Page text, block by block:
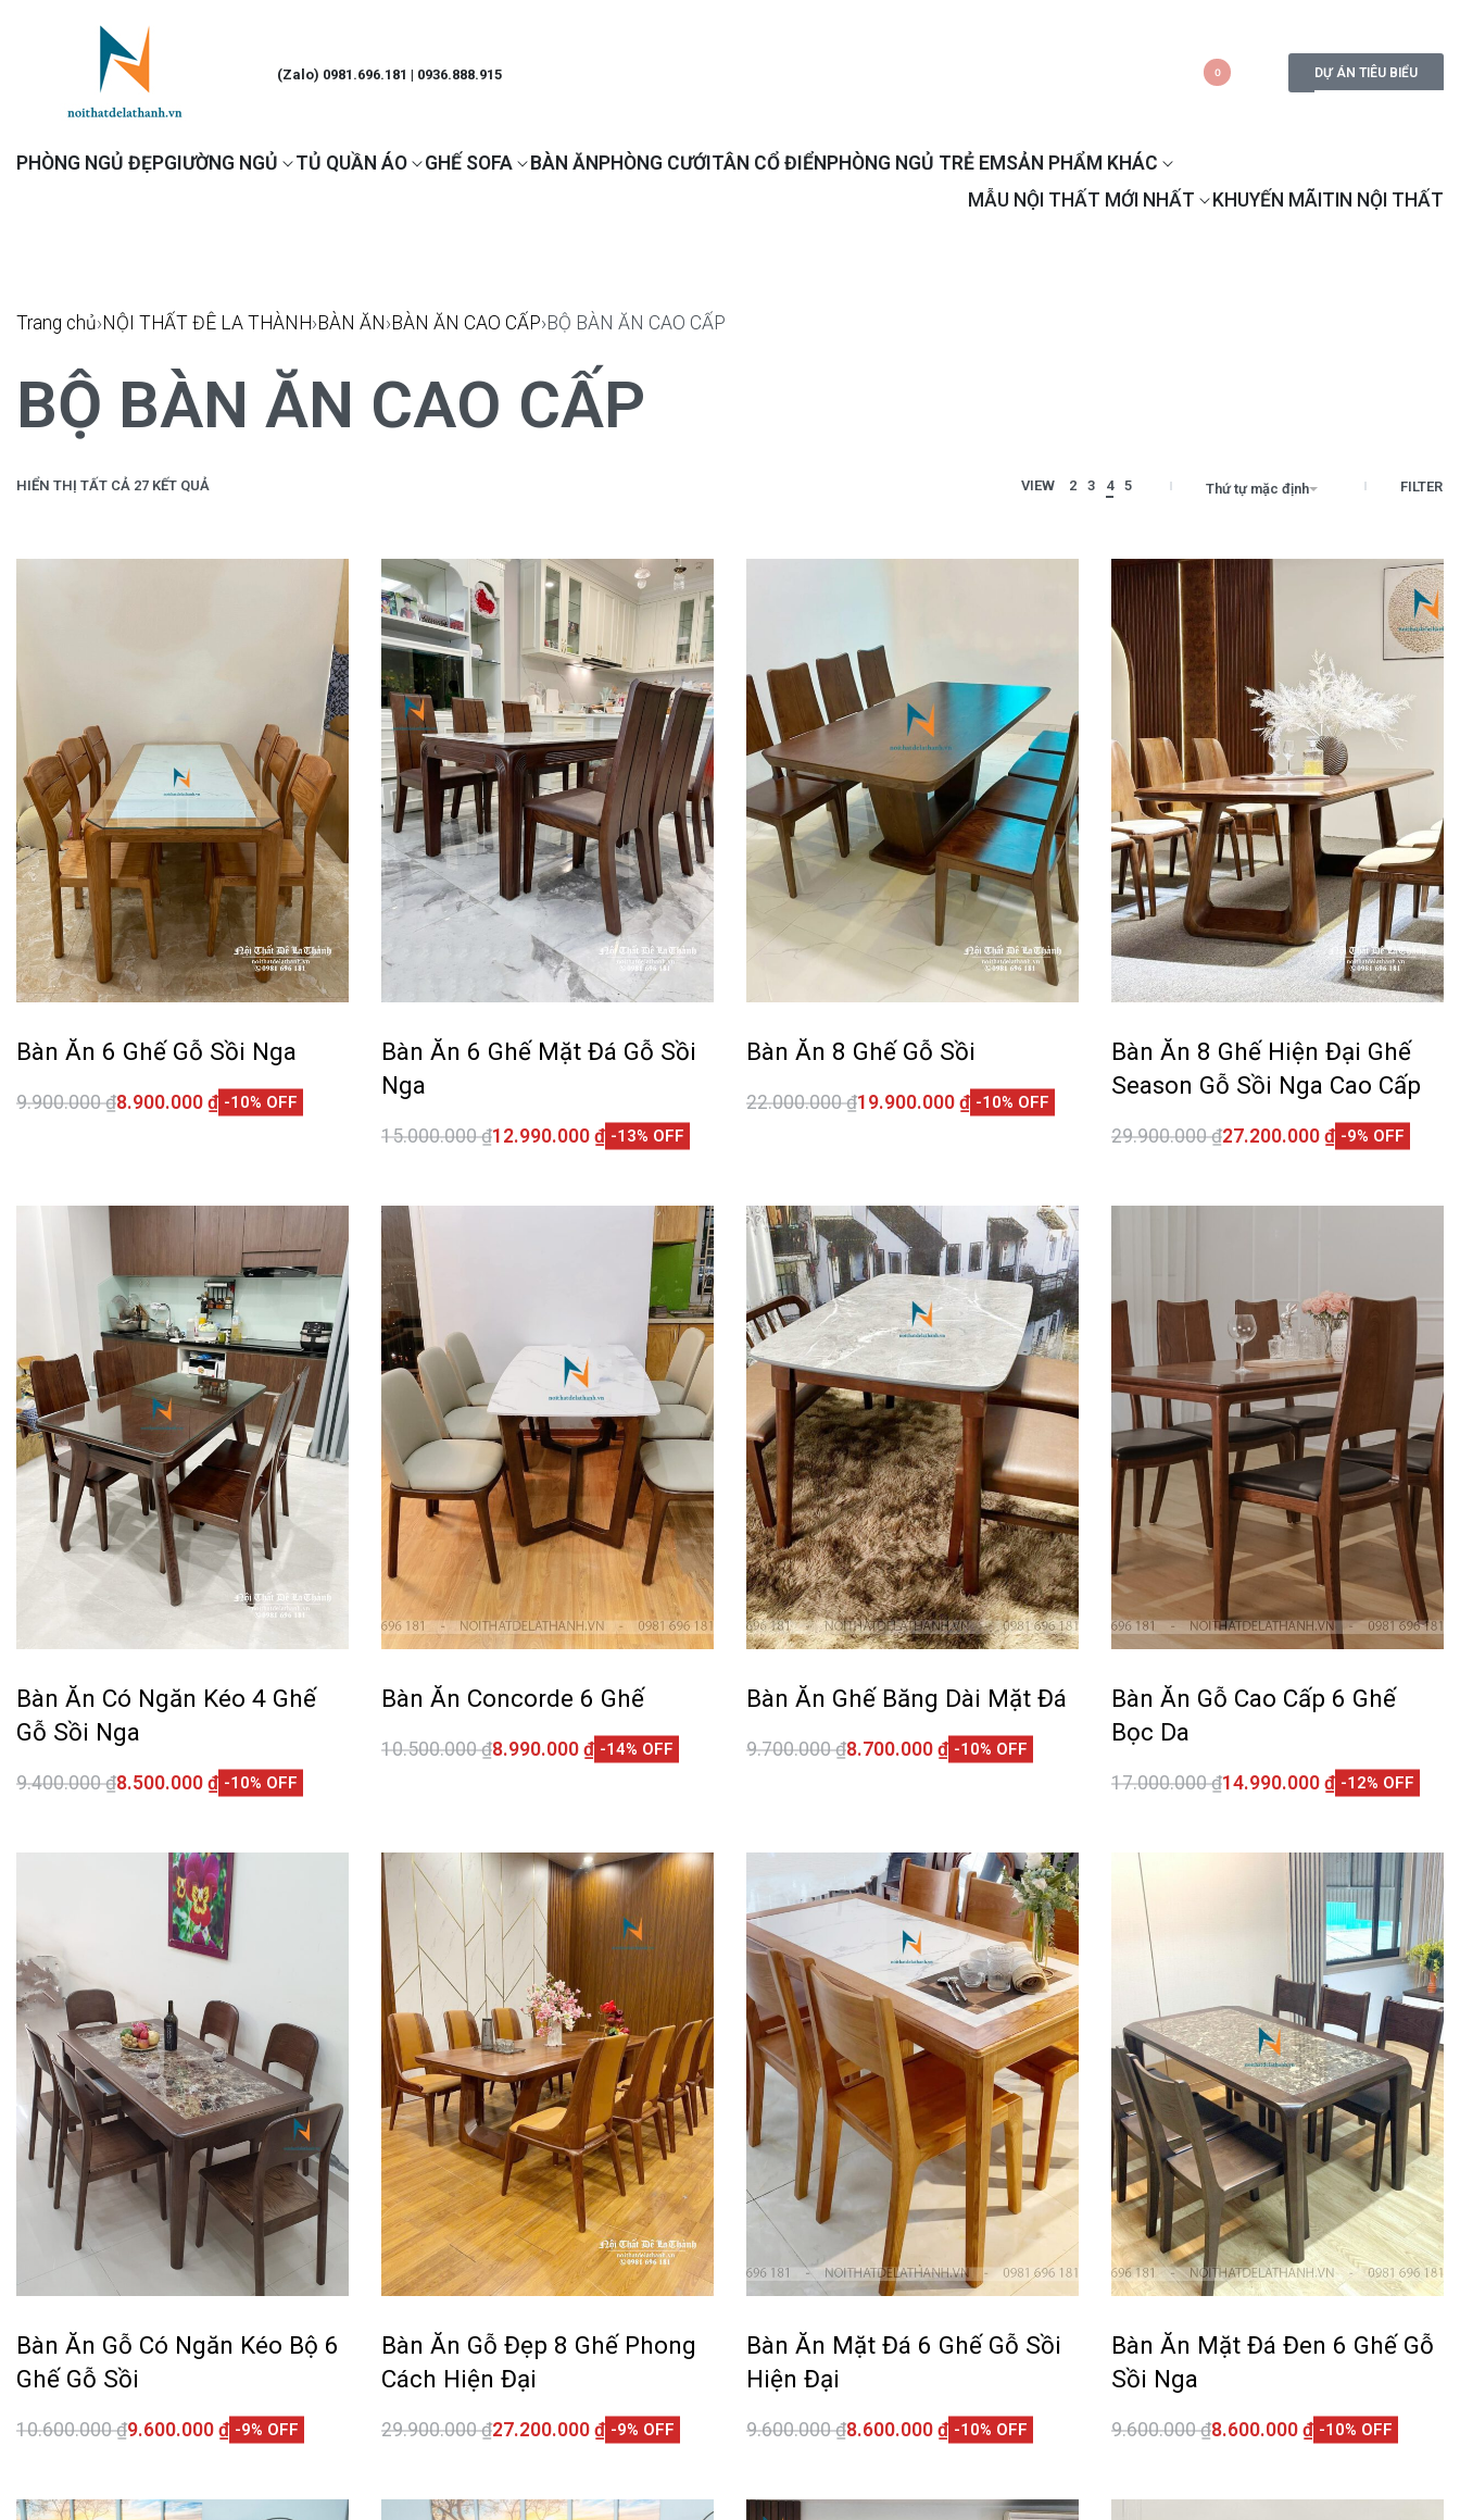
(Zalo) 0981.696.181 | 0936.888.915 0 DỰ ÁN TIÊU BIỂU
PHÒNG NGỦ ĐẸPGIƯỜNG NGỦ TỦ QUẦN ÁO GHẾ SOFA BÀN ĂN PHÒNG CƯỚI TÂN CỔ ĐIỂN PHÒNG NGỦ TRẺ EM SẢN PHẨM KHÁC
MẪU NỘI THẤT MỚI NHẤT
KHUYẾN MÃI TIN NỘI THẤT
Trang chủ›NỘI THẤT ĐÊ LA THÀNH›BÀN ĂN›BÀN ĂN CAO CẤP›BỘ BÀN ĂN CAO CẤP
BỘ BÀN ĂN CAO CẤP
HIỂN THỊ TẤT CẢ 27 KẾT QUẢ VIEW 2 3 4 5 Thứ tự mặc định FILTER
Bàn Ăn 6 Ghế Gỗ Sồi Nga
9.900.000₫8.900.000 ₫ -10% OFF
Bàn Ăn 6 Ghế Mặt Đá Gỗ Sồi
Nga
15.000.000₫12.990.000 ₫ -13% OFF
Bàn Ăn 8 Ghế Gỗ Sồi
22.000.000₫19.900.000 ₫ -10% OFF
Bàn Ăn 8 Ghế Hiện Đại Ghế
Season Gỗ Sồi Nga Cao Cấp
29.900.000₫27.200.000 ₫ -9% OFF
Bàn Ăn Có Ngăn Kéo 4 Ghế
Gỗ Sồi Nga
9.400.000₫8.500.000 ₫ -10% OFF
Bàn Ăn Concorde 6 Ghế
10.500.000₫8.990.000 ₫ -14% OFF
Bàn Ăn Ghế Băng Dài Mặt Đá
9.700.000₫8.700.000 ₫ -10% OFF
Bàn Ăn Gỗ Cao Cấp 6 Ghế
Bọc Da
17.000.000₫14.990.000 ₫ -12% OFF
Bàn Ăn Gỗ Có Ngăn Kéo Bộ 6
Ghế Gỗ Sồi
10.600.000₫9.600.000 ₫ -9% OFF
Bàn Ăn Gỗ Đẹp 8 Ghế Phong
Cách Hiện Đại
29.900.000₫27.200.000 ₫ -9% OFF
Bàn Ăn Mặt Đá 6 Ghế Gỗ Sồi
Hiện Đại
9.600.000₫8.600.000 ₫ -10% OFF
Bàn Ăn Mặt Đá Đen 6 Ghế Gỗ
Sồi Nga
9.600.000₫8.600.000 ₫ -10% OFF